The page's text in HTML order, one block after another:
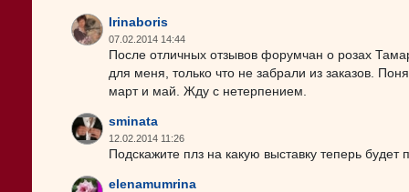
Irinaboris
07.02.2014 14:44
После отличных отзывов форумчан о розах
для меня, только что не забрали из заказов.
март и май. Жду с нетерпением.
sminata
12.02.2014 11:26
Подскажите плз на какую выставку теперь
elenamumrina